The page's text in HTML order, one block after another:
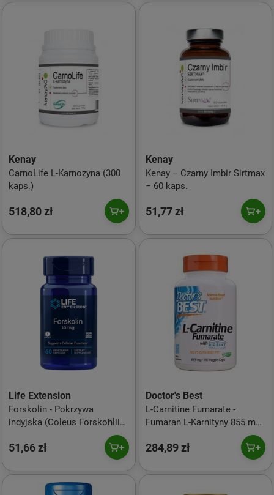
Kenay
CarnoLife L-Karnozyna (300
kaps.)
518,80 zł
Kenay
Kenay − Czarny Imbir Sirtmax
− 60 kaps.
51,77 zł
Life Extension
Forskolin - Pokrzywa
indyjska (Coleus Forskohlii)
51,66 zł
Doctor's Best
L-Carnitine Fumarate -
Fumaran L-Karnityny 855 mg
284,89 zł